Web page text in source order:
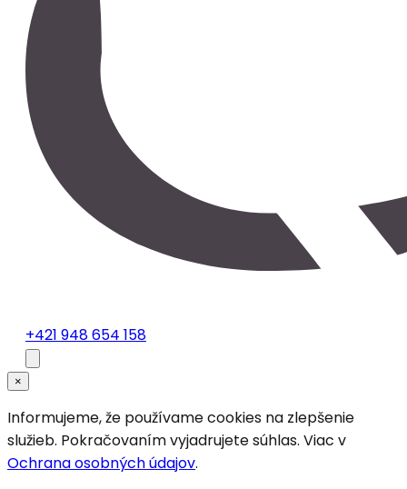
+421 948 654 158
×
Informujeme, že používame cookies na zlepšenie
služieb. Pokračovaním vyjadrujete súhlas. Viac v
Ochrana osobných údajov.